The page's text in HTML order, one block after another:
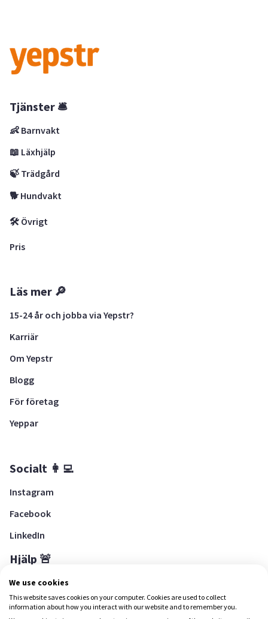
Tjänster 🛎
👶 Barnvakt
📖 Läxhjälp
🍃 Trädgård
🐕 Hundvakt
🛠 Övrigt
Pris
Läs mer 🔎
15-24 år och jobba via Yepstr?
Karriär
Om Yepstr
Blogg
För företag
Yeppar
Socialt 👩‍💻
Instagram
Facebook
LinkedIn
Hjälp 🚨
Hjälpcenter
We use cookies
This website saves cookies on your computer. Cookies are used to collect
information about how you interact with our website and to remember you.